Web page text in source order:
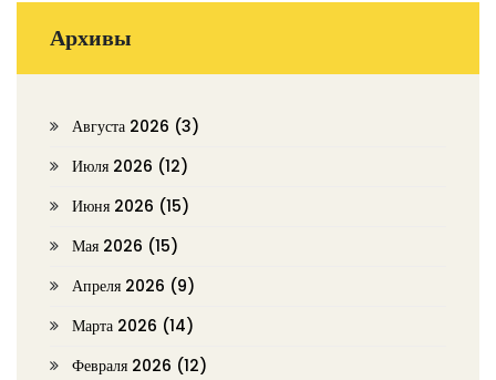
Архивы
Августа 2026 (3)
Июля 2026 (12)
Июня 2026 (15)
Мая 2026 (15)
Апреля 2026 (9)
Марта 2026 (14)
Февраля 2026 (12)